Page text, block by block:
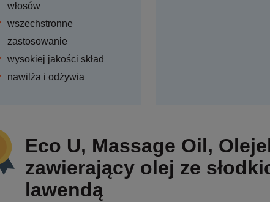
włosów
wszechstronne
zastosowanie
wysokiej jakości skład
nawilża i odżywia
Eco U, Massage Oil,
zawierający olej ze
lawendą